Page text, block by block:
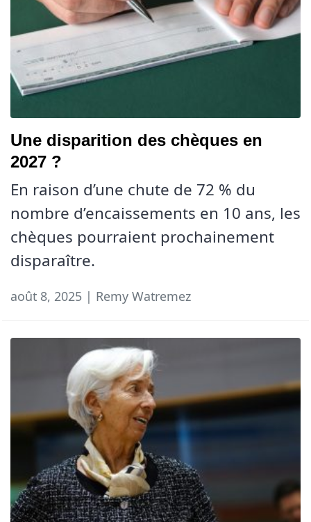
Une disparition des chèques en
2027 ?
En raison d’une chute de 72 % du
nombre d’encaissements en 10 ans, les
chèques pourraient prochainement
disparaître.
août 8, 2025 | Remy Watremez